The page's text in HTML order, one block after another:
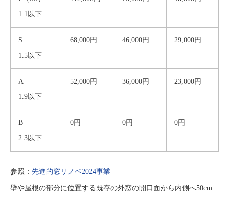
1.1以下
S
1.5以下
68,000円 46,000円 29,000円
A
1.9以下
52,000円 36,000円 23,000円
B
2.3以下
0円 0円 0円
参照： 先進的窓リノベ2024事業
壁や屋根の部分に位置する既存の外窓の開口面から内側へ50cm